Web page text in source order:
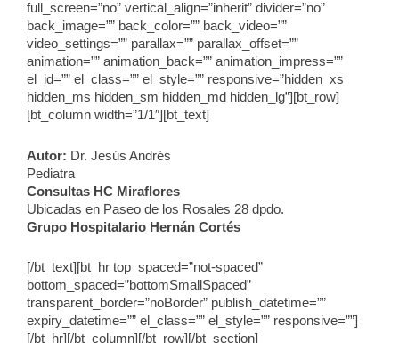
full_screen=”no” vertical_align=”inherit” divider=”no”
back_image=”” back_color=”” back_video=””
video_settings=”” parallax=”” parallax_offset=””
animation=”” animation_back=”” animation_impress=””
el_id=”” el_class=”” el_style=”” responsive=”hidden_xs
hidden_ms hidden_sm hidden_md hidden_lg”][bt_row]
[bt_column width=”1/1″][bt_text]
Autor: Dr. Jesús Andrés
Pediatra
Consultas HC Miraflores
Ubicadas en Paseo de los Rosales 28 dpdo.
Grupo Hospitalario Hernán Cortés
[/bt_text][bt_hr top_spaced=”not-spaced”
bottom_spaced=”bottomSmallSpaced”
transparent_border=”noBorder” publish_datetime=””
expiry_datetime=”” el_class=”” el_style=”” responsive=””]
[/bt_hr][/bt_column][/bt_row][/bt_section]